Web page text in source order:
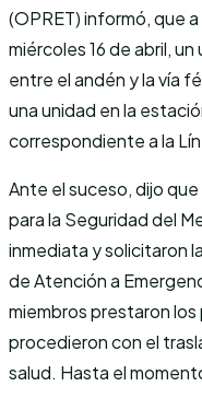
(OPRET) informó, que
miércoles 16 de abril,
entre el andén y la vía
una unidad en la
correspondiente a la
Ante el suceso, dijo
para la Seguridad del
inmediata y solicitaron
de Atención a
miembros prestaron los
procedieron con el
salud. Hasta el